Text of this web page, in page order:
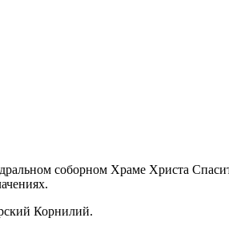
соборном Храме Христа
Корнилий.